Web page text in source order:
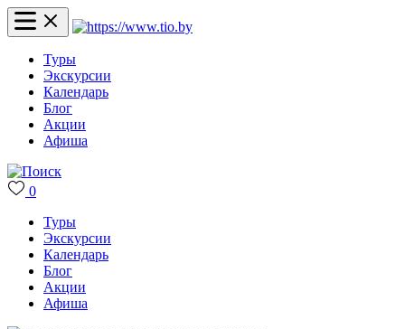
Туры
Экскурсии
Календарь
Блог
Акции
Афиша
0
Туры
Экскурсии
Календарь
Блог
Акции
Афиша